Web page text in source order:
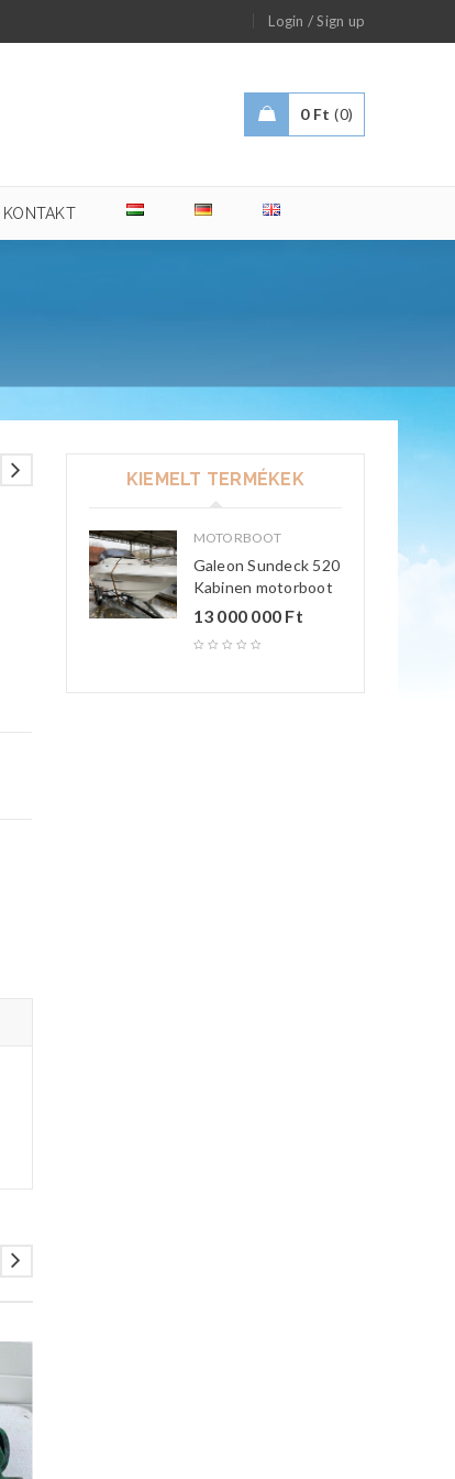
Login /Sign up
0 Ft 0
KONTAKT
KIEMELT TERMÉKEK
MOTORBOOT
Galeon Sundeck 520
Kabinen motorboot
13 000 000 Ft